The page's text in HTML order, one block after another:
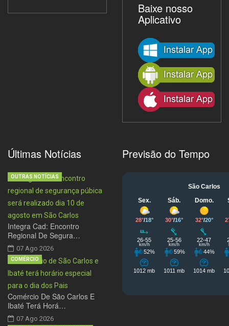
Baixe nosso
Aplicativo
Últimas Notícias
Integra Cad: Encontro
Regional De Segura…
07 Ago 2026
OUTRAS NOTÍCIAS
Comércio De São Carlos E
Ibaté Terá Horá…
07 Ago 2026
COMÉRCIO
Previsão do Tempo